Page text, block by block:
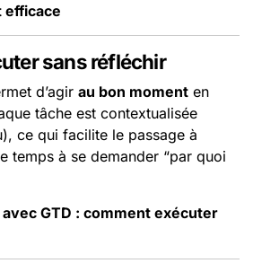
efficace
sans réfléchir
d’agir au bon moment en
tâche est contextualisée
ce qui facilite le passage à
temps à se demander “par quoi
avec GTD : comment exécuter